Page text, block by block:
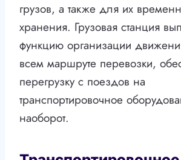
грузов, а также для их
хранения. Грузовая станция
функцию организации
всем маршруте перевозки,
перегрузку с поездов на
транспортировочное
наоборот.